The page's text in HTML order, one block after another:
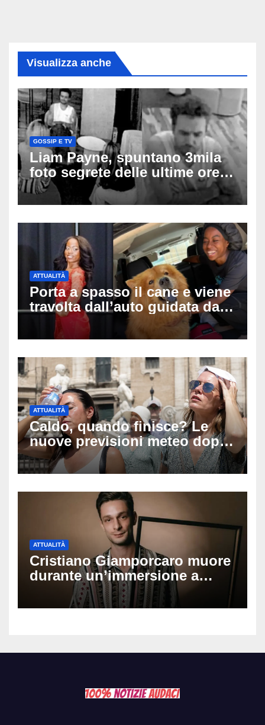
Visualizza anche
GOSSIP E TV
Liam Payne, spuntano 3mila
foto segrete delle ultime ore:
cosa è successo prima della
tragica caduta dall’hotel
ATTUALITÀ
Porta a spasso il cane e viene
travolta dall’auto guidata da
due bambini di 4 e 6 anni: l’ex
miss Kiara Bowling lotta tra la
ATTUALITÀ
Caldo, quando finisce? Le
nuove previsioni meteo dopo
Ferragosto: ecco quando
potrebbe arrivare la svolta
ATTUALITÀ
Cristiano Giamporcaro muore
durante un’immersione a
Lampedusa: aperta
un’inchiesta per omicidio